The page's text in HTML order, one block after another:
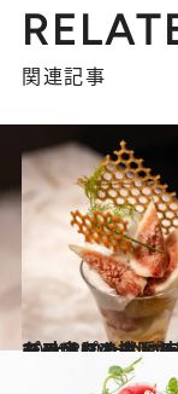
関連記事
2024.8.10
たっぷりの桃とハーブ、シャンパンも パティスリーの奥にある隠れ家バーで 大人のために完成したパフェを
グルメ